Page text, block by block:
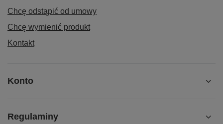
Chcę odstąpić od umowy
Chcę wymienić produkt
Kontakt
Konto
Regulaminy